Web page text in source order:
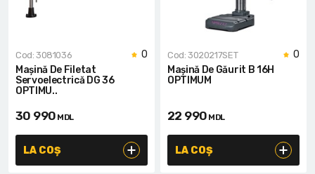
0
Cod: 3081036
Mașină De Filetat
Servoelectrică DG 36
OPTIMU..
30 990 MDL
LA COȘ
0
Cod: 3020217SET
Mașină De Găurit B 16H
OPTIMUM
22 990 MDL
LA COȘ